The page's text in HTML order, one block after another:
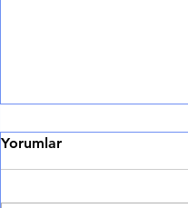
Ana Gibi Yar Olmaz
👑 ANA GİBİ YAR Analık
Yorumlar